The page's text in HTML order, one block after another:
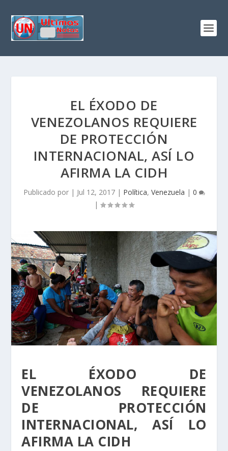
EL ÉXODO DE
VENEZOLANOS REQUIERE
DE PROTECCIÓN
INTERNACIONAL, ASÍ LO
AFIRMA LA CIDH
Publicado por | Jul 12, 2017| Política, Venezuela | 0
|
EL ÉXODO DE
VENEZOLANOS REQUIERE
DE PROTECCIÓN
INTERNACIONAL, ASÍ LO
AFIRMA LA CIDH